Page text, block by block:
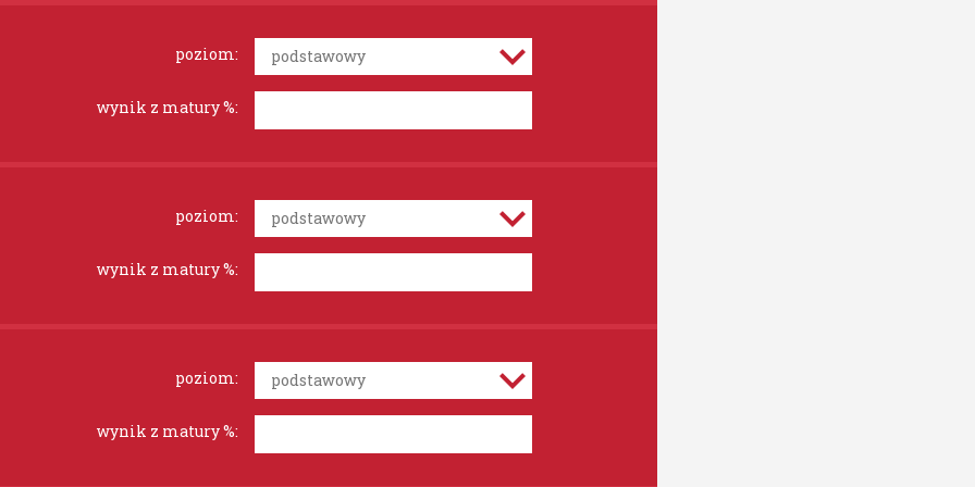
poziom:
wynik z matury %:
poziom:
wynik z matury %:
poziom:
wynik z matury %: